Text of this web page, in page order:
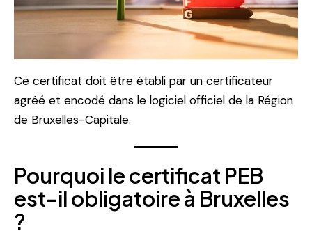
Ce certificat doit être établi par un certificateur
agréé et encodé dans le logiciel officiel de la Région
de Bruxelles-Capitale.
Pourquoi le certificat PEB
est-il obligatoire à Bruxelles
?